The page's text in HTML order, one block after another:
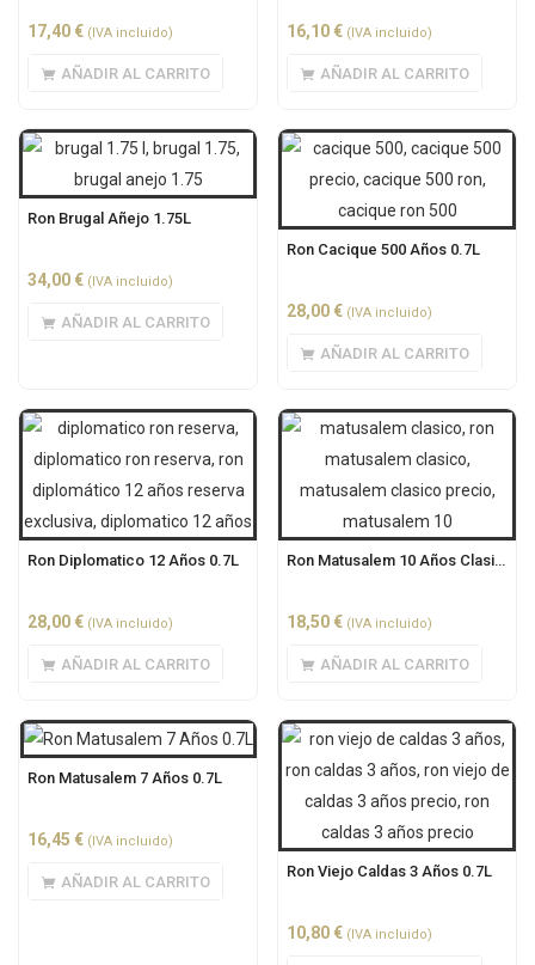
17,40 € (IVA incluido)
AÑADIR AL CARRITO
16,10 € (IVA incluido)
AÑADIR AL CARRITO
Ron Brugal Añejo 1.75L
34,00 € (IVA incluido)
AÑADIR AL CARRITO
Ron Cacique 500 Años 0.7L
28,00 € (IVA incluido)
AÑADIR AL CARRITO
Ron Diplomatico 12 Años 0.7L
28,00 € (IVA incluido)
AÑADIR AL CARRITO
Ron Matusalem 10 Años Clasico 0.7L
18,50 € (IVA incluido)
AÑADIR AL CARRITO
Ron Matusalem 7 Años 0.7L
16,45 € (IVA incluido)
AÑADIR AL CARRITO
Ron Viejo Caldas 3 Años 0.7L
10,80 € (IVA incluido)